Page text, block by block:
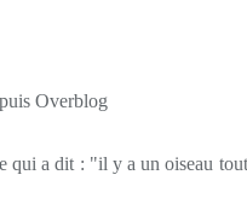
Overblog
qui a dit : "il y a un oiseau